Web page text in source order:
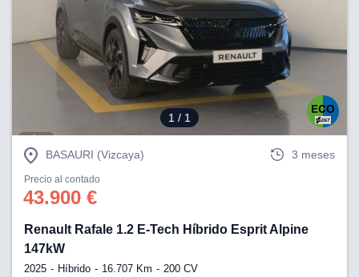
1 / 1
BASAURI (Vizcaya) 3 meses
Precio al contado
43.900 €
Renault Rafale 1.2 E-Tech Híbrido Esprit Alpine
147kW
2025 Híbrido 16.707 Km 200 CV